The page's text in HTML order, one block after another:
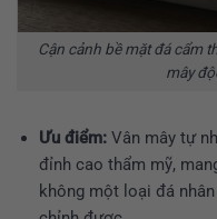
Cận cảnh bề mặt đá cẩm
mây
Ưu điểm:Vân mây tự
đỉnh cao thẩm mỹ,
không một loại đá